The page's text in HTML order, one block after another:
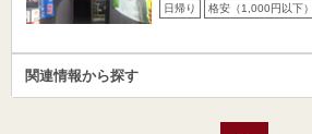
日帰り 格安（1,000円以下）
関連情報から探す